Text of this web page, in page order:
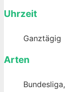
Uhrzeit
Ganztägig
Arten
Bundesliga,